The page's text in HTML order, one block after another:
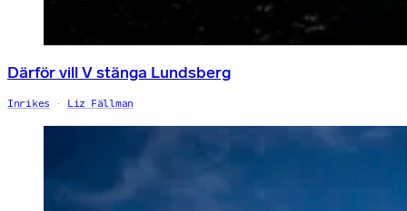
Därför vill V stänga Lundsberg
Inrikes Liz Fällman